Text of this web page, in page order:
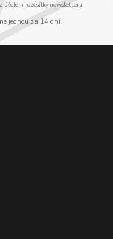
účelem rozesílky newsletteru.
jednou za 14 dní.